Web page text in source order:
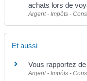
achats lors de
Argent - Impôts -
Et aussi
Vous rapportez
Argent - Impôts -